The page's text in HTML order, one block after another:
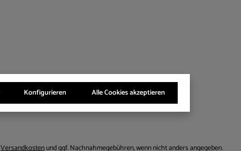
Versandkostenund ggf. Nachnahmegebühren, wenn nicht anders angegeben.
Konfigurieren Alle Cookies akzeptieren